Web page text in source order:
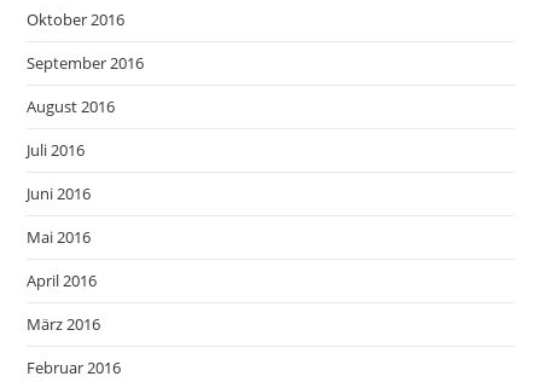
Oktober 2016
September 2016
August 2016
Juli 2016
Juni 2016
Mai 2016
April 2016
März 2016
Februar 2016